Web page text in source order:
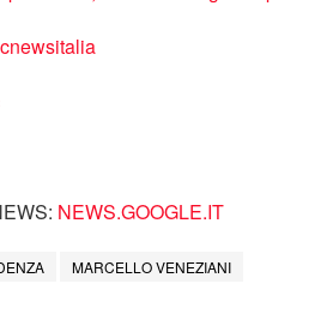
NEWS.GOOGLE.IT
MARCELLO VENEZIANI